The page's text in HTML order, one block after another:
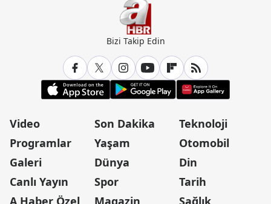
Bizi Takip Edin
Video
Programlar
Galeri
Canlı Yayın
Son Dakika
Yaşam
Dünya
Spor
Teknoloji
Otomobil
Din
Tarih